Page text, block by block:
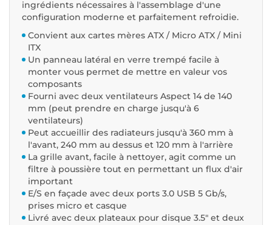
ingrédients nécessaires à l'assemblage d'une
configuration moderne et parfaitement refroidie.
Convient aux cartes mères ATX / Micro ATX / Mini
ITX
Un panneau latéral en verre trempé facile à
monter vous permet de mettre en valeur vos
composants
Fourni avec deux ventilateurs Aspect 14 de 140
mm (peut prendre en charge jusqu'à 6
ventilateurs)
Peut accueillir des radiateurs jusqu'à 360 mm à
l'avant, 240 mm au dessus et 120 mm à l'arrière
La grille avant, facile à nettoyer, agit comme un
filtre à poussière tout en permettant un flux d'air
important
E/S en façade avec deux ports 3.0 USB 5 Gb/s,
prises micro et casque
Livré avec deux plateaux pour disque 3.5" et deux